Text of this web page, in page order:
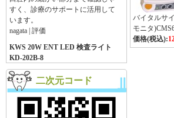
すく、診療のサポートに活用して
います。
nagata | 評価
KWS 20W ENT LED 検査ライト
KD-202B-8
光が安定していて、検査時の視認
性が向上しました。購入して良か
ったです。
toyokawa | 評価
RUENSHENG® YS-RZ-B-1根管
二次元コード
バイタルサ
モニタ
価格(税込):